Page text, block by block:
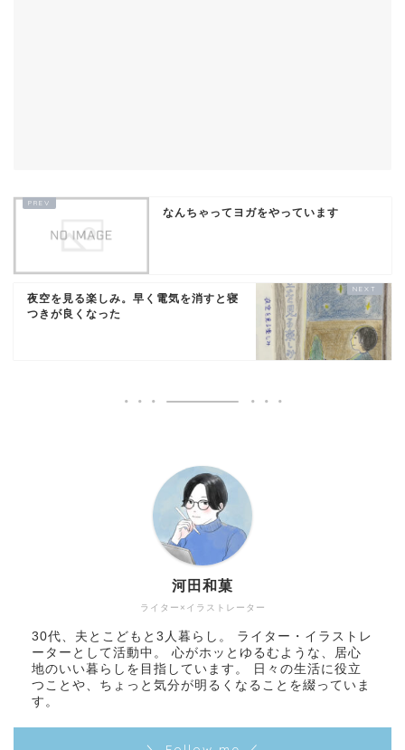
なんちゃってヨガをやっています
夜空を見る楽しみ。早く電気を消すと寝
つきが良くなった
ライター×イラストレーター
河田和菓
30代、夫とこどもと3人暮らし。 ライター・イラストレ
ーターとして活動中。 心がホッとゆるむような、居心
地のいい暮らしを目指しています。 日々の生活に役立
つことや、ちょっと気分が明るくなることを綴っていま
す。